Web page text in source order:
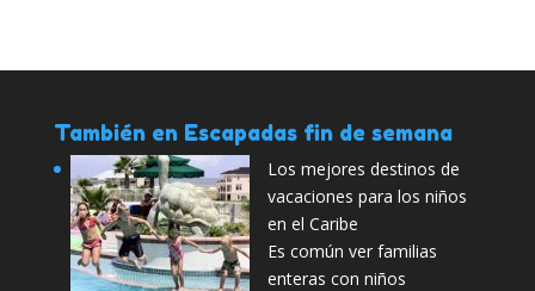
También en Escapadas fin de semana
Los mejores destinos de
vacaciones para los niños
en el Caribe
Es común ver familias
enteras con niños